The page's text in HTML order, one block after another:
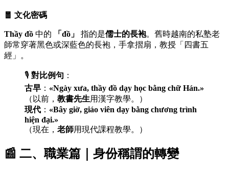
🧧 文化密碼
Thầy đồ 中的 「đồ」 指的是儒士的長袍。舊時越南的私塾老
師常穿著黑色或深藍色的長袍，手拿摺扇，教授「四書五
經」。
🎙️ 對比例句 ：
古早 ： «Ngày xưa, thầy đồ dạy học bằng chữ Hán.»
（以前， 教書先生用漢字教學。）
現代 ： «Bây giờ, giáo viên dạy bằng chương trình
hiện đại.»
（現在， 老師用現代課程教學。）
📰 二、職業篇｜身份稱謂的轉變